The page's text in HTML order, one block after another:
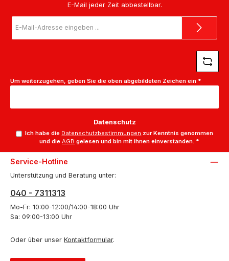
E-Mail jeder Zeit abbestellbar.
Mail-
Um weiterzugehen, geben Sie die oben abgebildeten Zeichen ein *
Datenschutz
Ich habe die Datenschutzbestimmungen zur Kenntnis genommen
und dieAGB gelesen und bin mit ihnen einverstanden. *
Service-Hotline
Unterstützung und Beratung unter:
040 - 7311313
Mo-Fr: 10:00-12:00/14:00-18:00 Uhr
Sa: 09:00-13:00 Uhr
Oder über unser Kontaktformular.